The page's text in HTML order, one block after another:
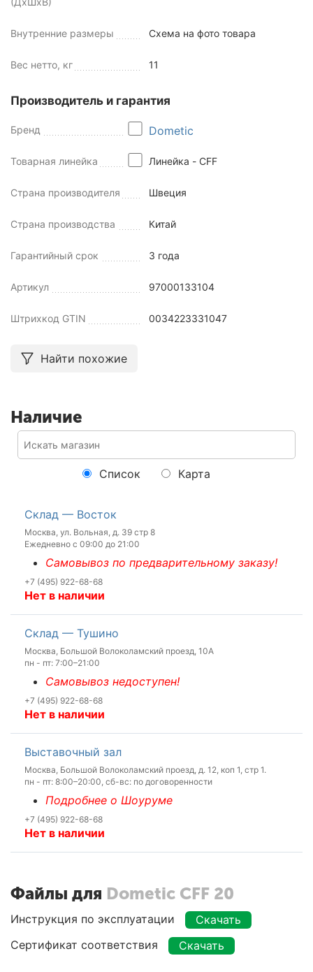
Внутренние размеры Схема на фото товара
Вес нетто, кг 11
Производитель и гарантия
Бренд Dometic
Товарная линейка Линейка - CFF
Страна производителя Швеция
Страна производства Китай
Гарантийный срок 3 года
Артикул 97000133104
Штрихкод GTIN 0034223331047
Найти похожие
Наличие
Список Карта
Склад — Восток
Москва, ул. Вольная, д. 39 стр 8
Ежедневно с 09:00 до 21:00
Самовывоз по предварительному заказу!
+7 (495) 922-68-68
Нет в наличии
Склад — Тушино
Москва, Большой Волоколамский проезд, 10А
пн - пт: 7:00–21:00
Самовывоз недоступен!
+7 (495) 922-68-68
Нет в наличии
Выставочный зал
Москва, Большой Волоколамский проезд, д. 12, коп 1, стр 1.
пн - пт: 8:00–20:00, сб-вс: по договоренности
Подробнее о Шоуруме
+7 (495) 922-68-68
Нет в наличии
Файлы для Dometic CFF 20
Инструкция по эксплуатации
Скачать
Сертификат соответствия
Скачать